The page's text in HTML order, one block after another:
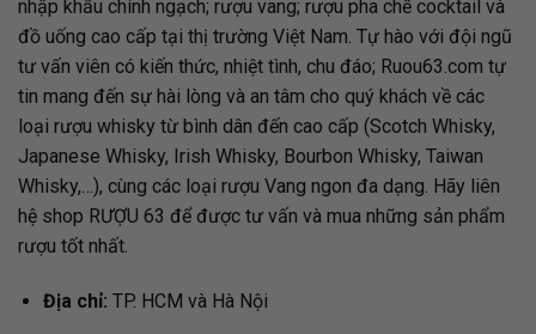
nhập khẩu chính ngạch; rượu vang; rượu pha chế cocktail và
đồ uống cao cấp tại thị trường Việt Nam. Tự hào với đội ngũ
tư vấn viên có kiến thức, nhiệt tình, chu đáo; Ruou63.com tự
tin mang đến sự hài lòng và an tâm cho quý khách về các
loại rượu whisky từ bình dân đến cao cấp (Scotch Whisky,
Japanese Whisky, Irish Whisky, Bourbon Whisky, Taiwan
Whisky,…), cùng các loại rượu Vang ngon đa dạng. Hãy liên
hệ shop RƯỢU 63 để được tư vấn và mua những sản phẩm
rượu tốt nhất.
Địa chỉ: TP. HCM và Hà Nội